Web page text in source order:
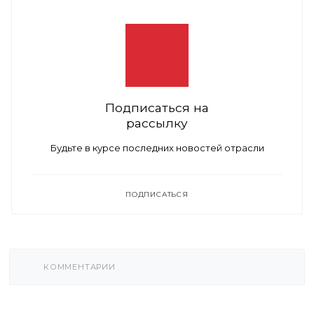
Подписаться на
рассылку
Будьте в курсе последних новостей отрасли
ПОДПИСАТЬСЯ
КОММЕНТАРИИ